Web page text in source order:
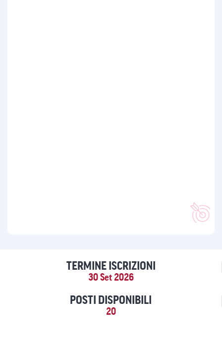
TERMINE ISCRIZIONI
30 Set 2026
POSTI DISPONIBILI
20